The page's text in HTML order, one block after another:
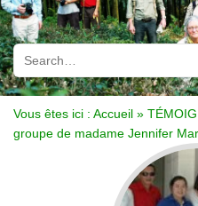
Vous êtes ici : Accueil »
groupe de madame Jennifer